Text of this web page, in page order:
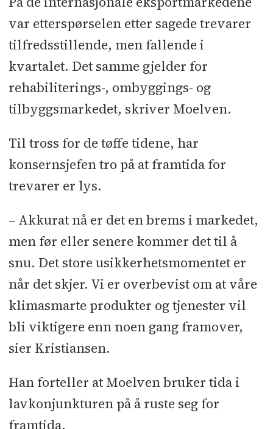
var etterspørselen etter sagede trevarer
tilfredsstillende, men fallende i
kvartalet. Det samme gjelder for
rehabiliterings-, ombyggings- og
tilbyggsmarkedet, skriver Moelven.
Til tross for de tøffe tidene, har
konsernsjefen tro på at framtida for
trevarer er lys.
– Akkurat nå er det en brems i markedet,
men før eller senere kommer det til å
snu. Det store usikkerhetsmomentet er
når det skjer. Vi er overbevist om at våre
klimasmarte produkter og tjenester vil
bli viktigere enn noen gang framover,
sier Kristiansen.
Han forteller at Moelven bruker tida i
lavkonjunkturen på å ruste seg for
framtida.